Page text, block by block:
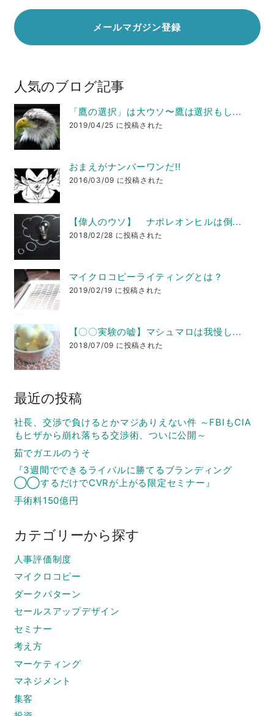
人気のブログ記事
「鷹の選択」は大ウソ〜鷹は選択もし...
2019/04/25 に投稿された
おまえがナンバーワンだ!!
2016/03/09 に投稿された
【偉人のウソ】 ナポレオンヒルは倒...
2018/02/28 に投稿された
マイクロコピーライティングとは？
2019/02/19 に投稿された
【〇〇実験の嘘】マシュマロは我慢し...
2018/07/09 に投稿された
最近の投稿
社長、交渉で負けるとかマジありえない件 ～FBIもCIA
もヒザから崩れ落ちる交渉術、ついに公開～
茹でガエルのうそ
『3週間でできるライバルに勝てるブランディング
◯◯するだけでCVRが上がる限定セミナー』
手術料150億円
カテゴリーから探す
人事評価制度
マイクロコピー
ダークパターン
セールスアップデザイン
セミナー
考え方
マーケティング
マネジメント
集客